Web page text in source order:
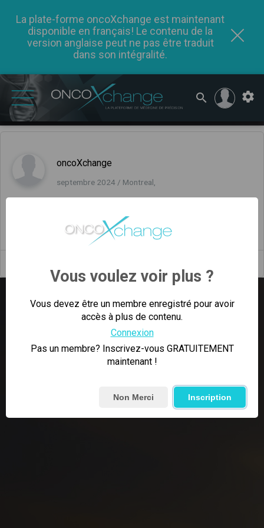
La plate-forme oncoXchange est maintenant
disponible en français! Le contenu de la
version anglaise peut ne pas être traduit
dans son intégralité.
oncoXchange
septembre 2024 / Montreal,
Commentaires(0)
Vous voulez voir plus ?
Vous devez être un membre enregistré pour avoir
accès à plus de contenu.
Connexion
Pas un membre? Inscrivez-vous GRATUITEMENT
maintenant !
Non Merci Inscription